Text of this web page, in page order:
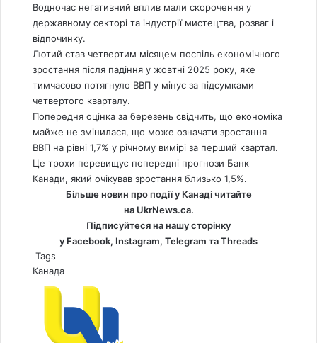
Водночас негативний вплив мали скорочення у
державному секторі та індустрії мистецтва, розваг і
відпочинку.
Лютий став четвертим місяцем поспіль економічного
зростання після падіння у жовтні 2025 року, яке
тимчасово потягнуло ВВП у мінус за підсумками
четвертого кварталу.
Попередня оцінка за березень свідчить, що економіка
майже не змінилася, що може означати зростання
ВВП на рівні 1,7% у річному вимірі за перший квартал.
Це трохи перевищує попередні прогнози Банк
Канади, який очікував зростання близько 1,5%.
Більше новин про події у Канаді читайте
на UkrNews.ca.
Підписуйтеся на нашу сторінку
у Facebook, Instagram, Telegram таThreads
Tags
Канада